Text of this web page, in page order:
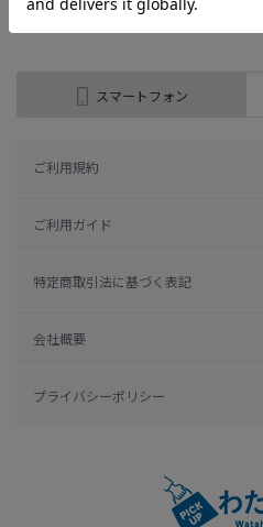
（全2 件）
スマートフォン
ご利用規約
ご利用ガイド
特定商取引法に基づく表記
会社概要
プライバシーポリシー